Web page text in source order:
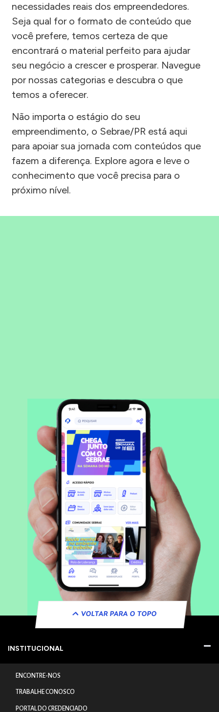
necessidades reais dos empreendedores.
Seja qual for o formato de conteúdo que
você prefere, temos certeza de que
encontrará o material perfeito para ajudar
seu negócio a crescer e prosperar. Navegue
por nossas categorias e descubra o que
temos a oferecer.
Não importa o estágio do seu
empreendimento, o Sebrae/PR está aqui
para apoiar sua jornada com conteúdos que
fazem a diferença. Explore agora e leve o
conhecimento que você precisa para o
próximo nível.
VOLTAR PARA O TOPO
INSTITUCIONAL
ENCONTRE-NOS
TRABALHE CONOSCO
PORTAL DO CREDENCIADO